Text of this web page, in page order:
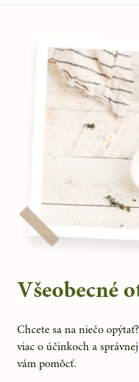
Všeobecné
Chcete sa na niečo
viac o účinkoch a
vám pomôcť.